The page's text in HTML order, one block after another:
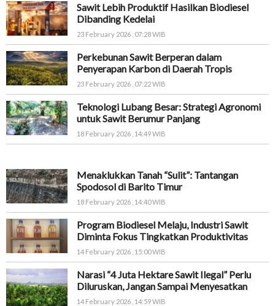
Sawit Lebih Produktif Hasilkan Biodiesel
Dibanding Kedelai
23 February 2026 , 07:28 WIB
Perkebunan Sawit Berperan dalam
Penyerapan Karbon di Daerah Tropis
23 February 2026 , 07:22 WIB
Teknologi Lubang Besar: Strategi Agronomi
untuk Sawit Berumur Panjang
18 February 2026 , 14:49 WIB
Menaklukkan Tanah “Sulit”: Tantangan
Spodosol di Barito Timur
18 February 2026 , 14:40 WIB
Program Biodiesel Melaju, Industri Sawit
Diminta Fokus Tingkatkan Produktivitas
14 February 2026 , 15:00 WIB
Narasi “4 Juta Hektare Sawit Ilegal” Perlu
Diluruskan, Jangan Sampai Menyesatkan
14 February 2026 , 14:59 WIB